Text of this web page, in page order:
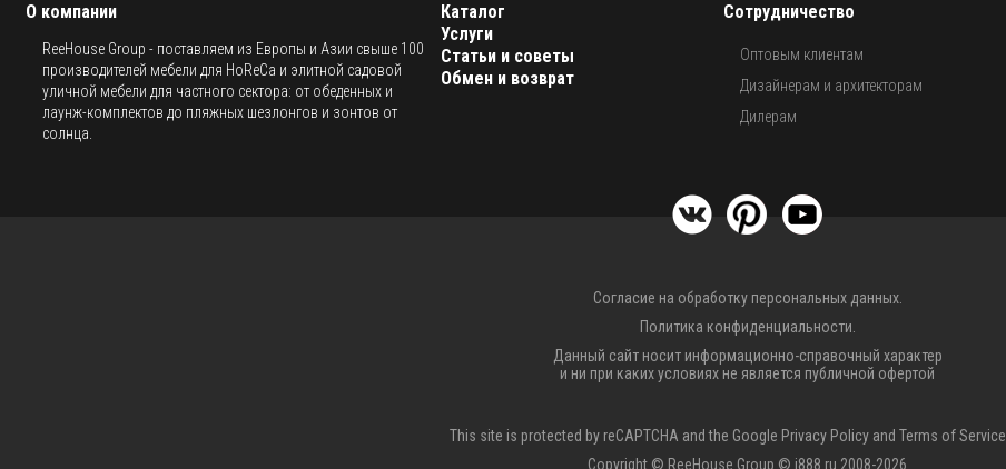
О компании
ReeHouse Group - поставляем из Европы и Азии свыше 100
производителей мебели для HoReCa и элитной садовой
уличной мебели для частного сектора: от обеденных и
лаунж-комплектов до пляжных шезлонгов и зонтов от
солнца.
Каталог
Услуги
Статьи и советы
Обмен и возврат
Сотрудничество
Оптовым клиентам
Дизайнерам и архитекторам
Дилерам
Согласие на обработку персональных данных.
Политика конфиденциальности.
Данный сайт носит информационно-справочный характер
и ни при каких условиях не является публичной офертой
This site is protected by reCAPTCHA and the Google Privacy Policy andTerms of Service
Copyright © ReeHouse Group © i888.ru 2008-2026